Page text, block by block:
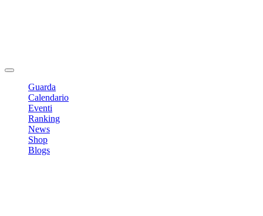
Guarda
Calendario
Eventi
Ranking
News
Shop
Blogs